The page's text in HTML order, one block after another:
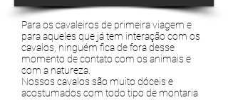
Para os cavaleiros de primeira viagem e
para aqueles que já tem interação com os
cavalos, ninguém fica de fora desse
momento de contato com os animais e
com a natureza.
Nossos cavalos são muito dóceis e
acostumados com todo tipo de montaria